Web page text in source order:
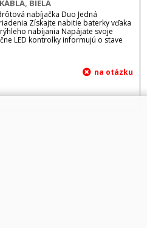
BIELA
nabíjačka Duo Jedná
Získajte nabitie baterky vďaka
nabíjania Napájate svoje
LED kontrolky informujú o stave